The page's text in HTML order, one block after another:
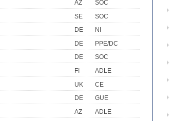
AZ
SOC
SE
SOC
DE
NI
DE
PPE/DC
DE
SOC
FI
ADLE
UK
CE
DE
GUE
AZ
ADLE